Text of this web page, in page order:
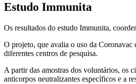
Estudo Immunita
Os resultados do estudo Immunita,
O projeto, que avalia o uso da Coronavac
diferentes centros de pesquisa.
A partir das amostras dos voluntários, os
anticorpos neutralizantes específicos e a